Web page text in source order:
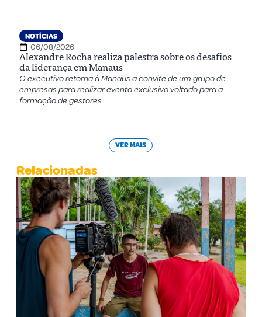
NOTÍCIAS
06/08/2026
Alexandre Rocha realiza palestra sobre os desafios
da liderança em Manaus
O executivo retorna à Manaus a convite de um grupo de
empresas para realizar evento exclusivo voltado para a
formação de gestores
VER MAIS
Relacionadas